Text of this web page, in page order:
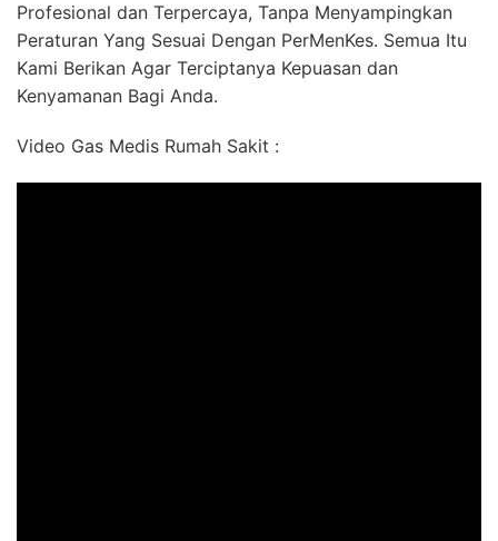
Profesional dan Terpercaya, Tanpa Menyampingkan
Peraturan Yang Sesuai Dengan PerMenKes. Semua Itu
Kami Berikan Agar Terciptanya Kepuasan dan
Kenyamanan Bagi Anda.
Video Gas Medis Rumah Sakit :